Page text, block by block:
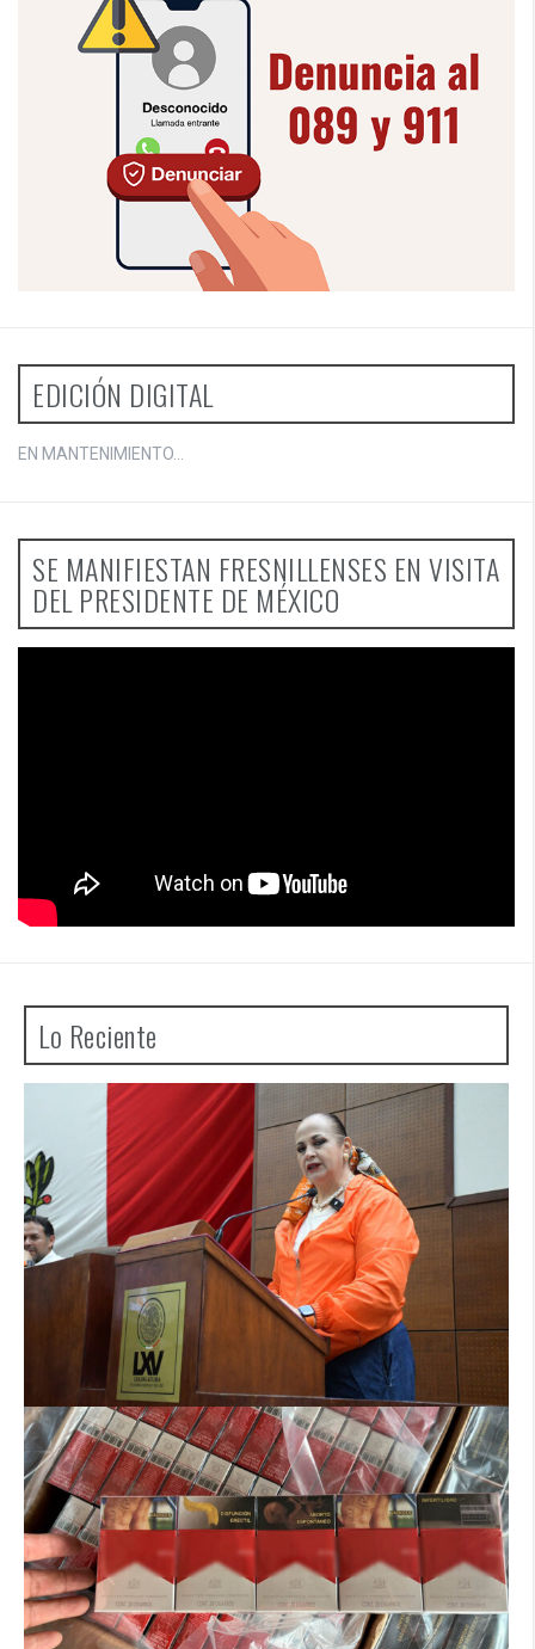
EDICIÓN DIGITAL
EN MANTENIMIENTO...
SE MANIFIESTAN FRESNILLENSES EN VISITA
DEL PRESIDENTE DE MÉXICO
Lo Reciente